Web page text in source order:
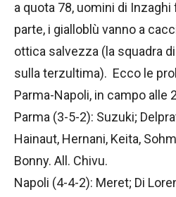
a quota 78, uomini di Inzaghi
parte, i gialloblù vanno a
ottica salvezza (la squadra
sulla terzultima). Ecco le
Parma-Napoli, in campo alle
Parma (3-5-2): Suzuki;
Hainaut, Hernani, Keita,
Bonny. All. Chivu.
Napoli (4-4-2): Meret; Di